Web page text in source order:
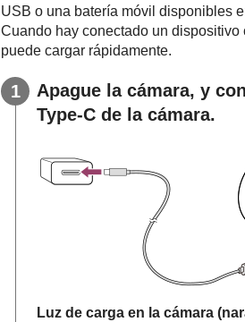
USB o una batería móvil disponibles
Cuando hay conectado un
puede cargar rápidamente.
Apague la cámara, y
Type-C de la cámara.
Luz de carga en la cámara